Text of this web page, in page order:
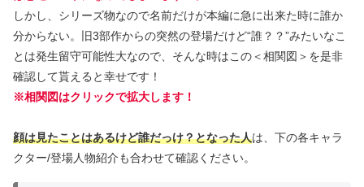
しかし、シリーズ物なので名前だけが本編に急に出来た時に誰か
分からない。旧3部作からの突然の登場だけど“誰？？”みたいなこ
とは発生留守可能性大なので、そんな時はこの＜相関図＞を是非
確認して貰えると幸せです！
※相関図はクリックで拡大します！
顔は見たことはあるけど誰だっけ？となった人は、下の各キャラ
クター/登場人物紹介も合わせて確認ください。